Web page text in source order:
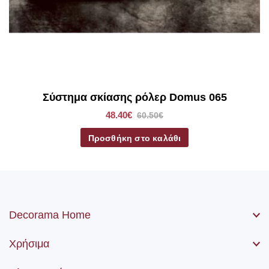
Σύστημα σκίασης ρόλερ Domus 065
48.40€ 60.50€
Προσθήκη στο καλάθι
Decorama Home
Χρήσιμα